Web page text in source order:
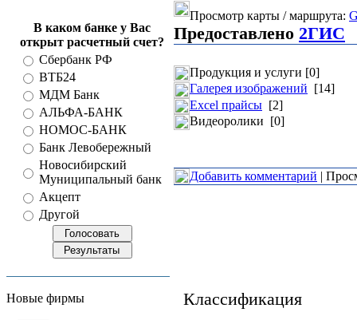
В каком банке у Вас
открыт расчетный счет?
Сбербанк РФ
ВТБ24
МДМ Банк
АЛЬФА-БАНК
НОМОС-БАНК
Банк Левобережный
Новосибирский
Муниципальный банк
Акцепт
Другой
Новые фирмы
Просмотр карты / маршрута:
Предоставлено 2ГИС
Продукция и услуги [0]
Галерея изображений [14]
Excel прайсы [2]
Видеоролики [0]
Добавить комментарий |
Классификация